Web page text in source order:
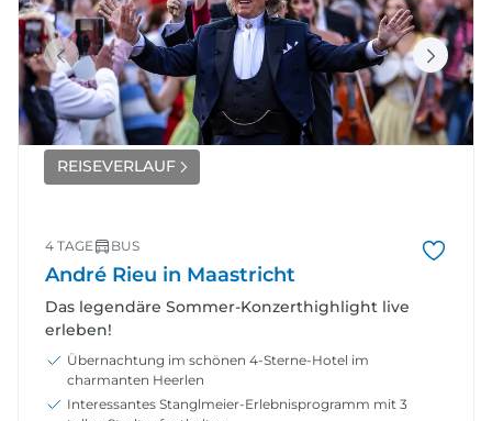
REISEVERLAUF
4 TAGE BUS
André Rieu in Maastricht
Das legendäre Sommer-Konzerthighlight live
erleben!
Übernachtung im schönen 4-Sterne-Hotel im
charmanten Heerlen
Interessantes Stanglmeier-Erlebnisprogramm mit 3